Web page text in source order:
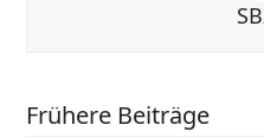
Frühere Beiträge